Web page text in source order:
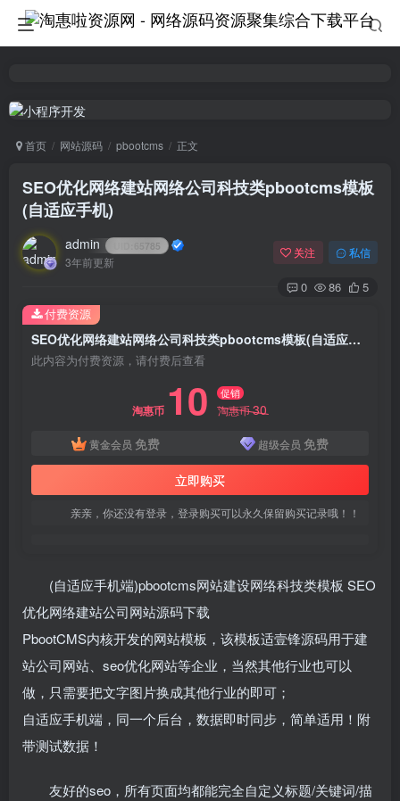
首页 网站源码 pbootcms 正文
SEO优化网络建站网络公司科技类pbootcms模板
(自适应手机)
admin 65785
3年前更新
关注 私信
0 86 5
SEO优化网络建站网络公司科技类pbootcms模板(自适应手机)
此内容为付费资源，请付费后查看
淘惠币 10 促销
淘惠币30
黄金会员 免费 超级会员 免费
立即购买
亲亲，你还没有登录，登录购买可以永久保留购买记录哦！！
付费资源
(自适应手机端)pbootcms网站建设网络科技类模板 SEO
优化网络建站公司网站源码下载
PbootCMS内核开发的网站模板，该模板适壹锋源码用于建
站公司网站、seo优化网站等企业，当然其他行业也可以
做，只需要把文字图片换成其他行业的即可；
自适应手机端，同一个后台，数据即时同步，简单适用！附
带测试数据！
友好的seo，所有页面均都能完全自定义标题/关键词/描